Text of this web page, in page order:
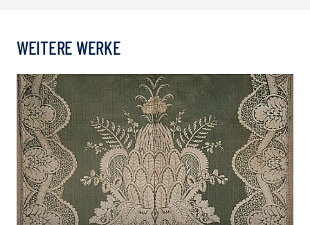
WEITERE WERKE